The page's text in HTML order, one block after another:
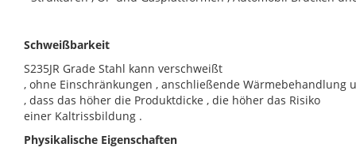
Schweißbarkeit
S235JR Grade Stahl kann verschweißt
, ohne Einschränkungen , anschließende Wärmebehandlung
, dass das höher die Produktdicke , die höher das Risiko
einer Kaltrissbildung .
Physikalische Eigenschaften